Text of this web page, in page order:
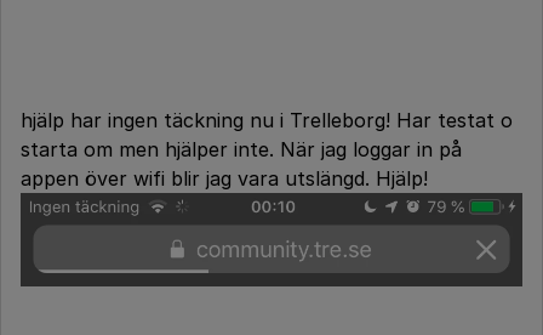
hjälp har ingen täckning nu i Trelleborg! Har testat o
starta om men hjälper inte. När jag loggar in på
appen över wifi blir jag vara utslängd. Hjälp!